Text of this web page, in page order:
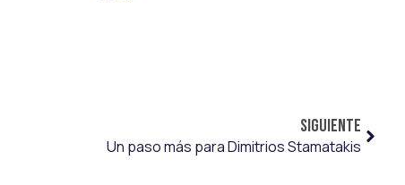
SIGUIENTE
Un paso más para Dimitrios Stamatakis